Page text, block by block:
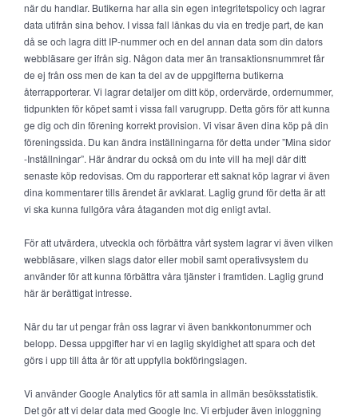
när du handlar. Butikerna har alla sin egen integritetspolicy och lagrar
data utifrån sina behov. I vissa fall länkas du via en tredje part, de kan
då se och lagra ditt IP-nummer och en del annan data som din dators
webbläsare ger ifrån sig. Någon data mer än transaktionsnummret får
de ej från oss men de kan ta del av de uppgifterna butikerna
återrapporterar. Vi lagrar detaljer om ditt köp, ordervärde, ordernummer,
tidpunkten för köpet samt i vissa fall varugrupp. Detta görs för att kunna
ge dig och din förening korrekt provision. Vi visar även dina köp på din
föreningssida. Du kan ändra inställningarna för detta under ”Mina sidor
-Inställningar”. Här ändrar du också om du inte vill ha mejl där ditt
senaste köp redovisas. Om du rapporterar ett saknat köp lagrar vi även
dina kommentarer tills ärendet är avklarat. Laglig grund för detta är att
vi ska kunna fullgöra våra åtaganden mot dig enligt avtal.
För att utvärdera, utveckla och förbättra vårt system lagrar vi även vilken
webbläsare, vilken slags dator eller mobil samt operativsystem du
använder för att kunna förbättra våra tjänster i framtiden. Laglig grund
här är berättigat intresse.
När du tar ut pengar från oss lagrar vi även bankkontonummer och
belopp. Dessa uppgifter har vi en laglig skyldighet att spara och det
görs i upp till åtta år för att uppfylla bokföringslagen.
Vi använder Google Analytics för att samla in allmän besöksstatistik.
Det gör att vi delar data med Google Inc. Vi erbjuder även inloggning